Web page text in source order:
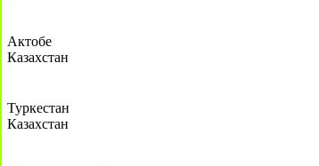
Актобе
Казахстан
Туркестан
Казахстан